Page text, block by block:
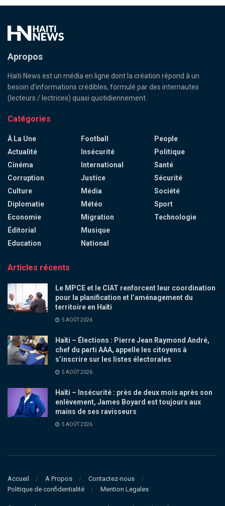
Apropos
Haiti News est un média en ligne dont la création répond à un
besoin d’informations crédibles, formulé par des internautes
(lecteurs / lectrices) quasi quotidiennement.
Catégories
À La Une
Actualité
Cinéma
Corruption
Culture
Diplomatie
Economie
Éditorial
Education
Football
Insécurité
International
Justice
Média
Météo
Migration
Musique
National
People
Politique
Santé
Sécurité
Société
Sport
Technologie
Articles récents
Le MPCE et le CIAT renforcent leur coordination
pour la planification et l’aménagement du
territoire en Haïti
5 AOÛT 2026
Haïti – Élections : Pierre Jean Raymond André,
chef du parti AAA, appelle les citoyens à
s’inscrire sur les listes électorales
5 AOÛT 2026
Haïti – Insécurité : près de deux mois après son
enlèvement, James Boyard est toujours aux
mains de ses ravisseurs
5 AOÛT 2026
Accueil A Propos
Contactez-nous
Politique de confidentialité
Mention Legales